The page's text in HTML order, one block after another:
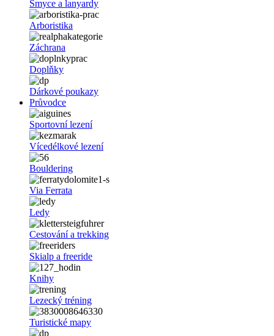
Smyce a lanyardy
Arboristika
Záchrana
Doplňky
Dárkové poukazy
Průvodce
Sportovní lezení
Vícedélkové lezení
Bouldering
Via Ferrata
Ledy
Cestování a trekking
Skialp a freeride
Knihy
Lezecký tréning
Turistické mapy